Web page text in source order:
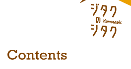
利用者のプライバシー保護の
を得ることなく第三者に開示